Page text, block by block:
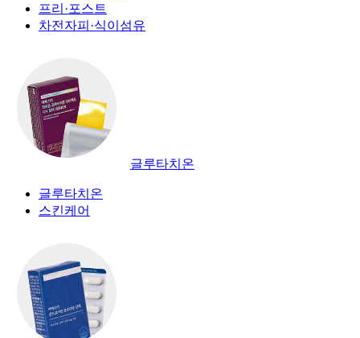
프리·포스트
차전자피·식이섬유
글루타치온
글루타치온
스킨케어